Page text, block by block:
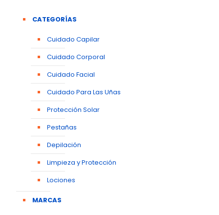
CATEGORÍAS
Cuidado Capilar
Cuidado Corporal
Cuidado Facial
Cuidado Para Las Uñas
Protección Solar
Pestañas
Depilación
Limpieza y Protección
Lociones
MARCAS